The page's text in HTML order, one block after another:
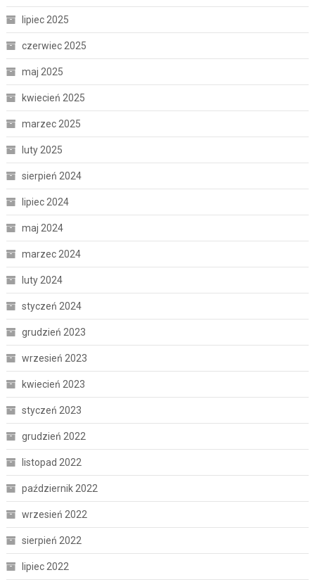
lipiec 2025
czerwiec 2025
maj 2025
kwiecień 2025
marzec 2025
luty 2025
sierpień 2024
lipiec 2024
maj 2024
marzec 2024
luty 2024
styczeń 2024
grudzień 2023
wrzesień 2023
kwiecień 2023
styczeń 2023
grudzień 2022
listopad 2022
październik 2022
wrzesień 2022
sierpień 2022
lipiec 2022